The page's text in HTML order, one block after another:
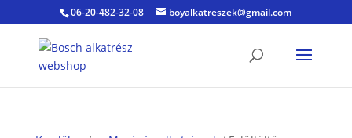
06-20-482-32-08 boyalkatreszek@gmail.com